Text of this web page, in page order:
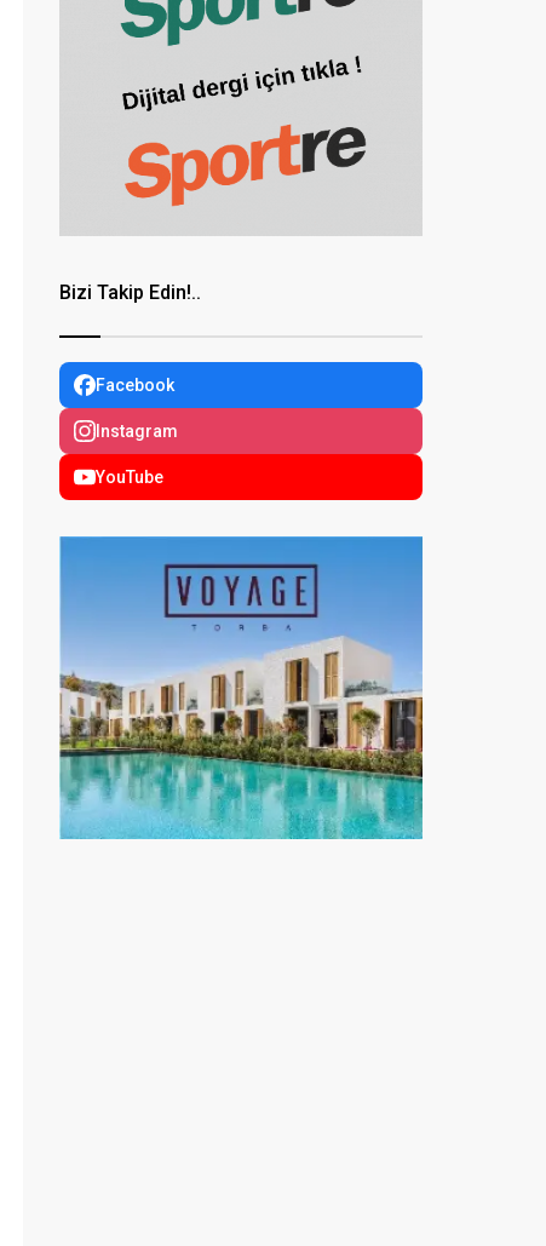
Bizi Takip Edin!..
Facebook
Instagram
YouTube